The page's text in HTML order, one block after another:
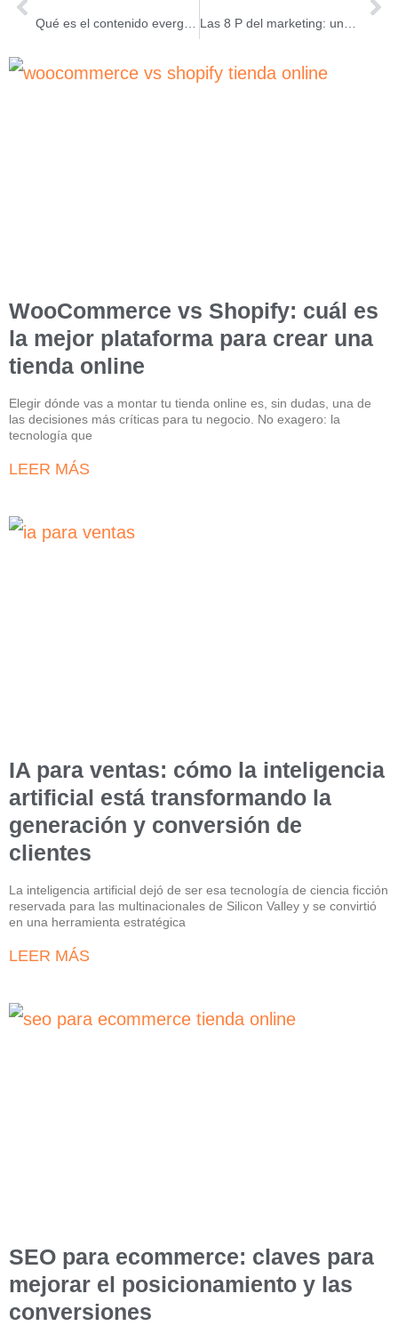
WooCommerce vs Shopify: cuál es
la mejor plataforma para crear una
tienda online
Elegir dónde vas a montar tu tienda online es, sin dudas, una de
las decisiones más críticas para tu negocio. No exagero: la
tecnología que
LEER MÁS
IA para ventas: cómo la inteligencia
artificial está transformando la
generación y conversión de
clientes
La inteligencia artificial dejó de ser esa tecnología de ciencia ficción
reservada para las multinacionales de Silicon Valley y se convirtió
en una herramienta estratégica
LEER MÁS
SEO para ecommerce: claves para
mejorar el posicionamiento y las
conversiones